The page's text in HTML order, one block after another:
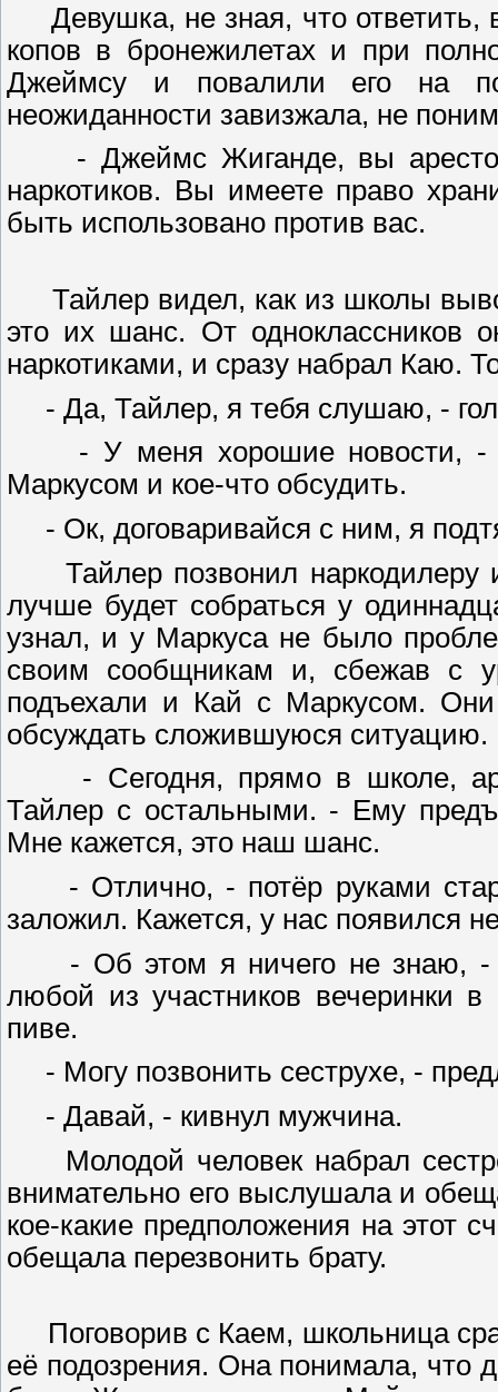
Девушка, не зная, что ответить,
копов в бронежилетах и при
Джеймсу и повалили его на
неожиданности завизжала, не
- Джеймс Жиганде, вы
наркотиков. Вы имеете право
быть использовано против вас.
Тайлер видел, как из школы
это их шанс. От одноклассников
наркотиками, и сразу набрал Каю.
- Да, Тайлер, я тебя слушаю, -
- У меня хорошие новости, -
Маркусом и кое-что обсудить.
- Ок, договаривайся с ним, я
Тайлер позвонил наркодилеру
лучше будет собраться у
узнал, и у Маркуса не было
своим сообщникам и, сбежав с
подъехали и Кай с Маркусом.
обсуждать сложившуюся ситуацию.
- Сегодня, прямо в школе,
Тайлер с остальными. - Ему
Мне кажется, это наш шанс.
- Отлично, - потёр руками
заложил. Кажется, у нас появился
- Об этом я ничего не знаю, -
любой из участников вечеринки в
пиве.
- Могу позвонить сеструхе, -
- Давай, - кивнул мужчина.
Молодой человек набрал
внимательно его выслушала и
кое-какие предположения на этот
обещала перезвонить брату.
Поговорив с Каем, школьница
её подозрения. Она понимала, что